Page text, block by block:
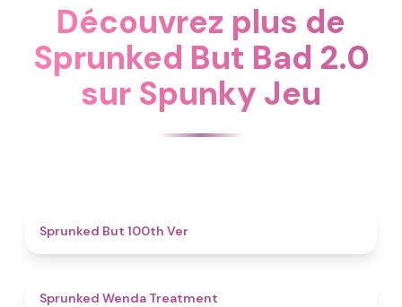
Découvrez plus de
Sprunked But Bad 2.0
sur Spunky Jeu
Sprunked But 100th Ver
Sprunked Wenda Treatment